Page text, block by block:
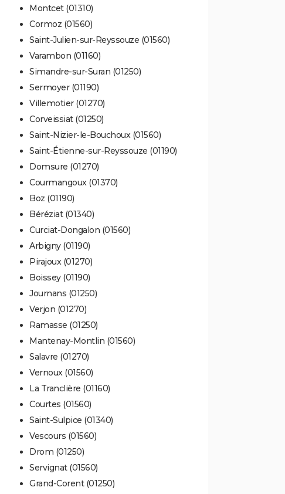
Montcet (01310)
Cormoz (01560)
Saint-Julien-sur-Reyssouze (01560)
Varambon (01160)
Simandre-sur-Suran (01250)
Sermoyer (01190)
Villemotier (01270)
Corveissiat (01250)
Saint-Nizier-le-Bouchoux (01560)
Saint-Étienne-sur-Reyssouze (01190)
Domsure (01270)
Courmangoux (01370)
Boz (01190)
Béréziat (01340)
Curciat-Dongalon (01560)
Arbigny (01190)
Pirajoux (01270)
Boissey (01190)
Journans (01250)
Verjon (01270)
Ramasse (01250)
Mantenay-Montlin (01560)
Salavre (01270)
Vernoux (01560)
La Tranclière (01160)
Courtes (01560)
Saint-Sulpice (01340)
Vescours (01560)
Drom (01250)
Servignat (01560)
Grand-Corent (01250)